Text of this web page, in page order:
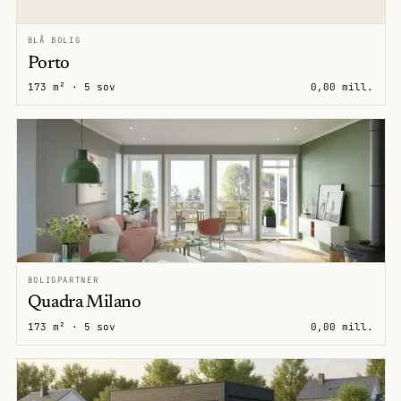
BLÅ BOLIG
Porto
173 m² · 5 sov 0,00 mill.
BOLIGPARTNER
Quadra Milano
173 m² · 5 sov 0,00 mill.